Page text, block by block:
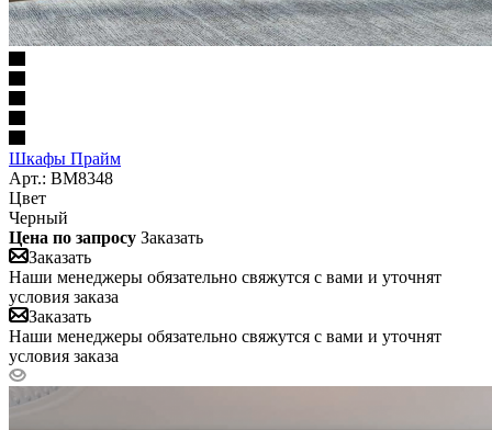
Шкафы Прайм
Арт.: BM8348
Цвет
Черный
Цена по запросу Заказать
Заказать
Наши менеджеры обязательно свяжутся с вами и уточнят
условия заказа
Заказать
Наши менеджеры обязательно свяжутся с вами и уточнят
условия заказа